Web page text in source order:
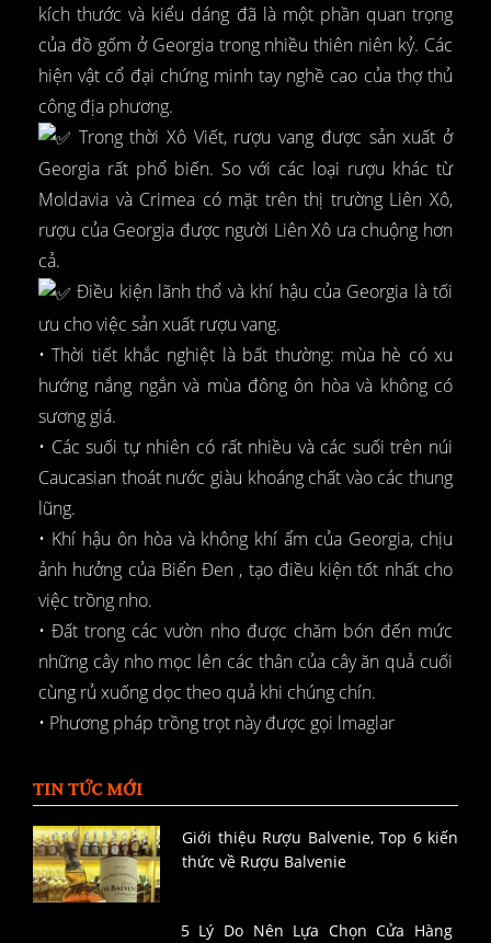
kích thước và kiểu dáng đã là một phần quan trọng
của đồ gốm ở Georgia trong nhiều thiên niên kỷ. Các
hiện vật cổ đại chứng minh tay nghề cao của thợ thủ
công địa phương.
Trong thời Xô Viết, rượu vang được sản xuất ở
Georgia rất phổ biến. So với các loại rượu khác từ
Moldavia và Crimea có mặt trên thị trường Liên Xô,
rượu của Georgia được người Liên Xô ưa chuộng hơn
cả.
Điều kiện lãnh thổ và khí hậu của Georgia là tối
ưu cho việc sản xuất rượu vang.
• Thời tiết khắc nghiệt là bất thường: mùa hè có xu
hướng nắng ngắn và mùa đông ôn hòa và không có
sương giá.
• Các suối tự nhiên có rất nhiều và các suối trên núi
Caucasian thoát nước giàu khoáng chất vào các thung
lũng.
• Khí hậu ôn hòa và không khí ẩm của Georgia, chịu
ảnh hưởng của Biển Đen , tạo điều kiện tốt nhất cho
việc trồng nho.
• Đất trong các vườn nho được chăm bón đến mức
những cây nho mọc lên các thân của cây ăn quả cuối
cùng rủ xuống dọc theo quả khi chúng chín.
• Phương pháp trồng trọt này được gọi lmaglar
TIN TỨC MỚI
Giới thiệu Rượu Balvenie, Top 6 kiến
thức về Rượu Balvenie
5 Lý Do Nên Lựa Chọn Cửa Hàng